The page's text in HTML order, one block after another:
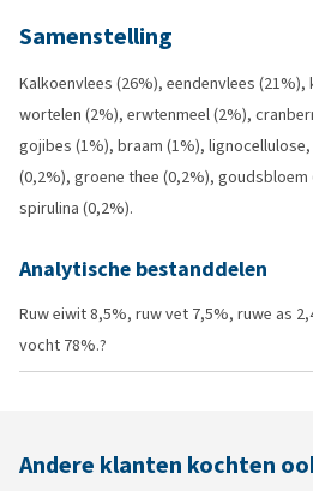
Samenstelling
Kalkoenvlees (26%), eendenvlees
wortelen (2%), erwtenmeel (2%),
gojibes (1%), braam (1%),
(0,2%), groene thee (0,2%),
spirulina (0,2%).
Analytische bestanddelen
Ruw eiwit 8,5%, ruw vet 7,5%, ruwe as
vocht 78%.?
Andere klanten kochten